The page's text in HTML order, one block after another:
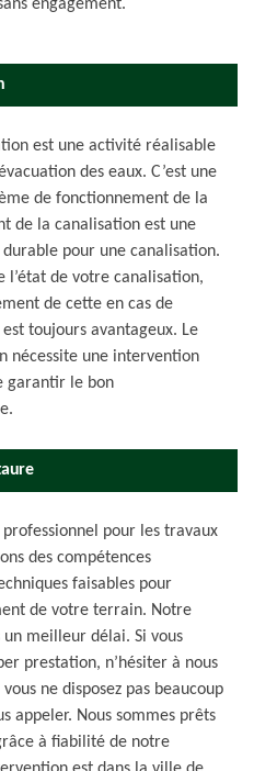
engagement.
est une activité réalisable
des eaux. C’est une
de fonctionnement de la
de la canalisation est une
pour une canalisation.
l’état de votre canalisation,
de cette en cas de
toujours avantageux. Le
nécessite une intervention
garantir le bon
pour les travaux
des compétences
faisables pour
de votre terrain. Notre
meilleur délai. Si vous
prestation, n’hésiter à nous
ne disposez pas beaucoup
appeler. Nous sommes prêts
à fiabilité de notre